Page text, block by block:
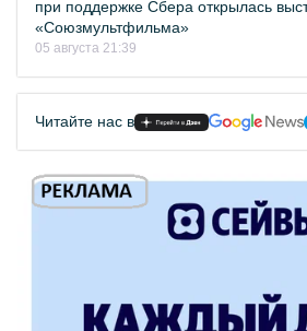
при поддержке Сбера открылась
«Союзмультфильма»
05 августа 21:39
Читайте нас в